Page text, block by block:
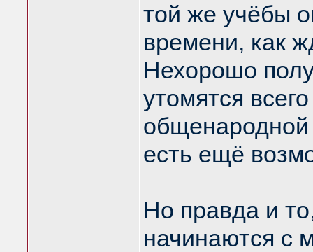
той же учёбы
времени, как
Нехорошо
утомятся
общенародной
есть ещё
Но правда и
начинаются с